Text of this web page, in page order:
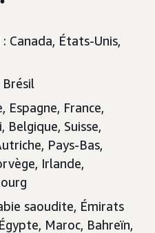
: Canada, États-Unis,
Brésil
Espagne, France,
Belgique, Suisse,
Pays-Bas,
Irlande,
saoudite, Émirats
Maroc, Bahreïn,